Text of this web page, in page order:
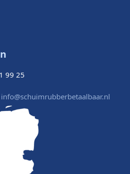
99 25
info@schuimrubberbetaalbaar.nl